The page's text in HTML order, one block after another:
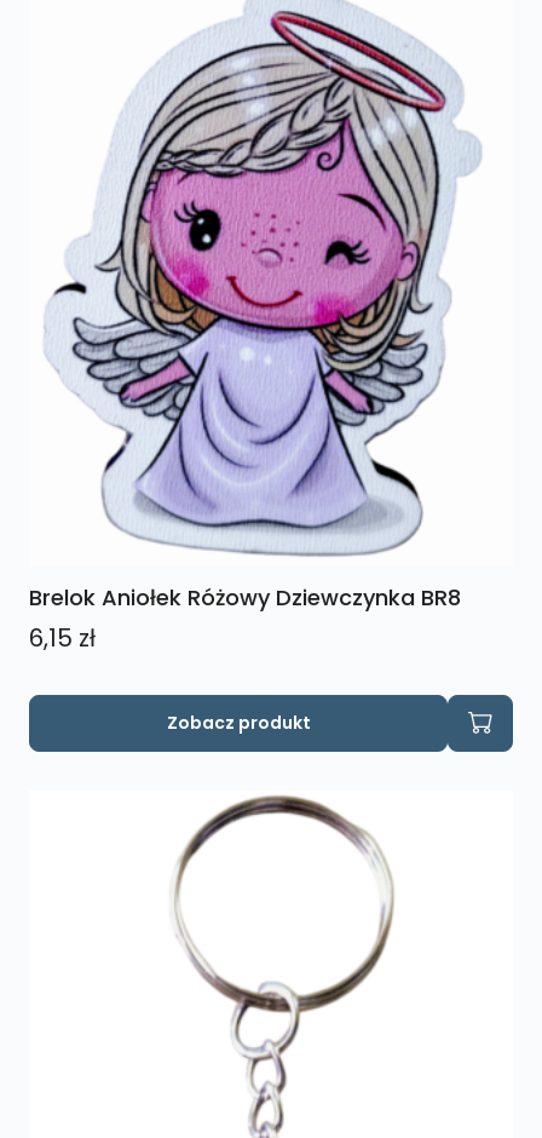
Brelok Aniołek Różowy Dziewczynka BR8
6,15 zł
Zobacz produkt